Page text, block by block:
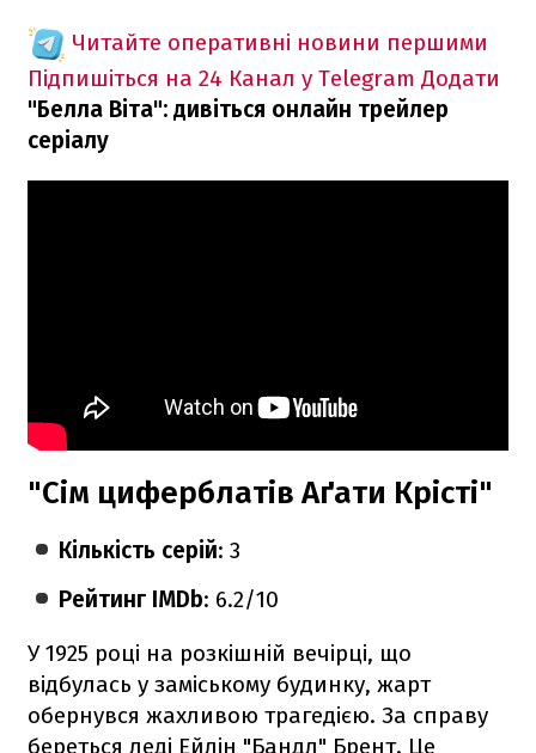
Читайте оперативні новини першими
Підпишіться на 24 Канал у Telegram Додати
"Белла Віта": дивіться онлайн трейлер
серіалу
"Сім циферблатів Аґати Крісті"
Кількість серій: 3
Рейтинг IMDb: 6.2/10
У 1925 році на розкішній вечірці, що
відбулась у заміському будинку, жарт
обернувся жахливою трагедією. За справу
береться леді Ейлін "Бандл" Брент. Це